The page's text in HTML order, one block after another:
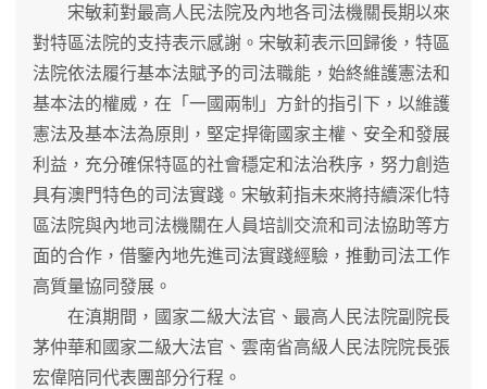
宋敏莉對最高人民法院及內地各司法機關長期以來
對特區法院的支持表示感謝。宋敏莉表示回歸後，特區
法院依法履行基本法賦予的司法職能，始終維護憲法和
基本法的權威，在「一國兩制」方針的指引下，以維護
憲法及基本法為原則，堅定捍衛國家主權、安全和發展
利益，充分確保特區的社會穩定和法治秩序，努力創造
具有澳門特色的司法實踐。宋敏莉指未來將持續深化特
區法院與內地司法機關在人員培訓交流和司法協助等方
面的合作，借鑒內地先進司法實踐經驗，推動司法工作
高質量協同發展。
在滇期間，國家二級大法官、最高人民法院副院長
茅仲華和國家二級大法官、雲南省高級人民法院院長張
宏偉陪同代表團部分行程。